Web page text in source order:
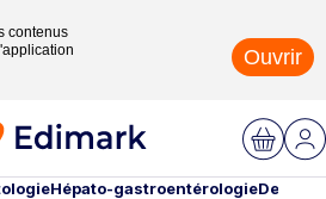
contenus
Ouvrir
Hépato-gastroentérologie